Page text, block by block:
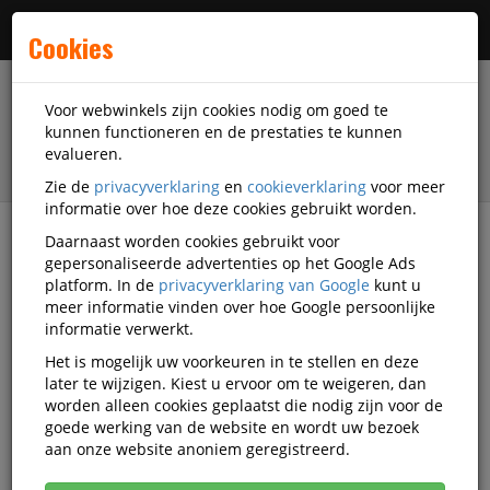
filter
Printer supplies
Kopieer supplies
Kopieer drums
Kopieer drums
Populariteit
Cookies
Voor webwinkels zijn cookies nodig om goed te
kunnen functioneren en de prestaties te kunnen
evalueren.
Zie de privacyverklaring en cookieverklaring voor meer
informatie over hoe deze cookies gebruikt worden.
Daarnaast worden cookies gebruikt voor
gepersonaliseerde advertenties op het Google Ads
platform. In de privacyverklaring van Google kunt u
meer informatie vinden over hoe Google persoonlijke
informatie verwerkt.
Het is mogelijk uw voorkeuren in te stellen en deze
later te wijzigen. Kiest u ervoor om te weigeren, dan
worden alleen cookies geplaatst die nodig zijn voor de
goede werking van de website en wordt uw bezoek
aan onze website anoniem geregistreerd.